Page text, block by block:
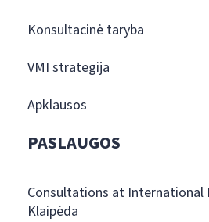
Konsultacinė taryba
VMI strategija
Apklausos
PASLAUGOS
Consultations at International
Klaipėda